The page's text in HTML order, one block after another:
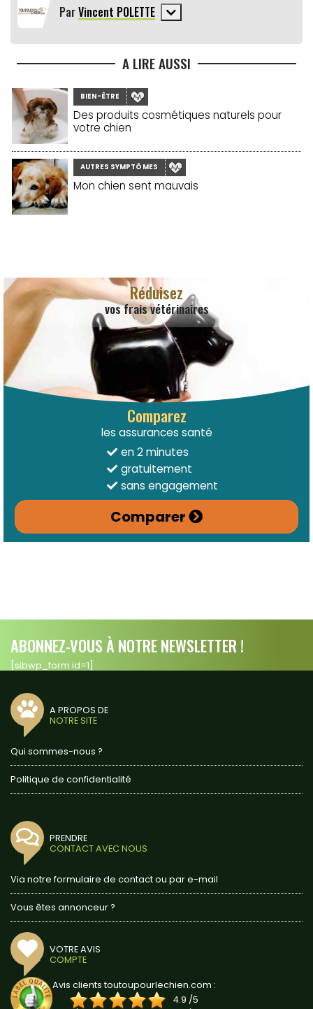
ParVincent POLETTE
A LIRE AUSSI
BIEN-ÊTRE
Des produits cosmétiques naturels pour
votre chien
AUTRES SYMPTÔMES
Mon chien sent mauvais
Réduisez
vos frais vétérinaires
Comparez
les assurances santé
en 2 minutes
gratuitement
sans engagement
Comparer
ABONNEZ-VOUS À NOTRE NEWSLETTER !
[sibwp_form id=1]
A PROPOS DE
NOTRE SITE
Qui sommes-nous ?
Politique de confidentialité
PRENDRE
CONTACT AVEC NOUS
Via notre formulaire de contact ou par e-mail
Vous êtes annonceur ?
VOTRE AVIS
COMPTE
Avis clients toutoupourlechien.com :
4.9 /5